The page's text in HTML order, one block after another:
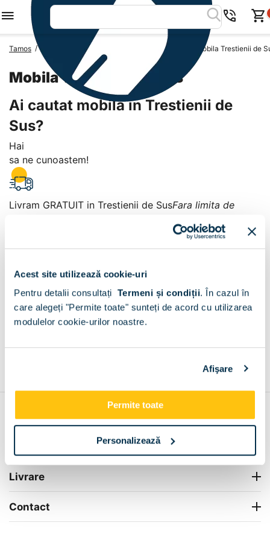
Acest site utilizează cookie-uri
Pentru detalii consultați Termeni și condiții. În cazul în
care alegeți "Permite toate" sunteți de acord cu utilizarea
modulelor cookie-urilor noastre.
Afişare
Permite toate
Personalizează
Tamos / Mobila Romania Mobila Judetul Prahova Mobila Trestienii de
Mobila Trestienii de Sus
Ai cautat mobila in Trestienii de
Sus?
Hai
sa ne cunoastem!
Livram GRATUIT in Trestienii de SusFara limita de
Plata la livrare sau in magazin
Trestienii de Sus
+
Contul meu
Livrare
Contact